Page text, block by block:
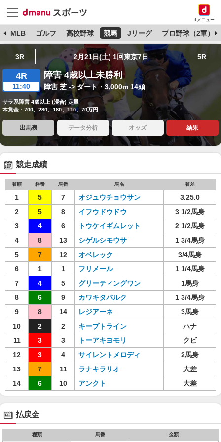
dメニュー
MLB ゴルフ 高校野球 競馬 Jリーグ プロ野球（2軍）
3R 2月21日(土) 1回東京7日 5R
4R
11:40
障害 4歳以上未勝利
障害 芝 -> ダート・3,000m 14頭
サラ系障害 4歳以上 (混合) 定量
本賞金：700、280、180、110、70万円
出馬表 データ分析 オッズ 結果
競走成績
着順 枠番 馬番 馬名 着差
1 5 7 オジュウチョウサン
3.25.0
2
5 8 イフウドウドウ
3 1/2馬身
3
4 6 トウケイギムレット
2 1/2馬身
4
8 13 シゲルシモウサ
1 3/4馬身
5
7 12 オベレック
3/4馬身
6
1 1 フリメール
1 1/4馬身
7
4 5 グリーティングワン
1馬身
8
6 9 カワキタバルク
1 3/4馬身
9
8 14 レジアーネ
3馬身
10
2 2 キープトライン
ハナ
11
3 3 トーアキヨモリ
クビ
12
3 4 サイレントメロディ
2馬身
13
7 11 ラナキラリオ
大差
14
6 10 アンクト 大差
払戻金
種類 馬番 金額